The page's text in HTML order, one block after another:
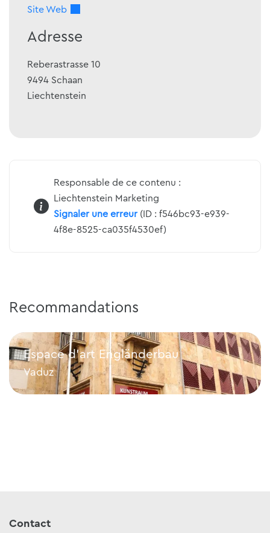
Site Web
Adresse
Reberastrasse 10
9494 Schaan
Liechtenstein
Responsable de ce contenu :
Liechtenstein Marketing
Signaler une erreur(ID : f546bc93-e939-
4f8e-8525-ca035f4530ef)
Recommandations
Espace d'art Engländerbau
Vaduz
Espace d'art Engländerbau
Contact